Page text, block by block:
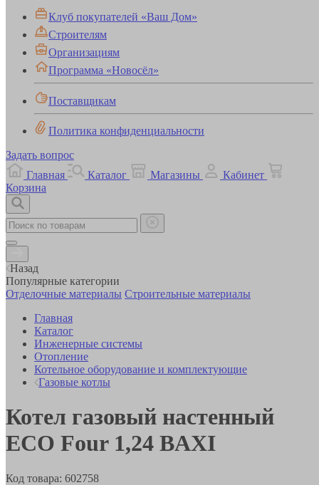
Клуб покупателей «Ваш Дом»
Строителям
Организациям
Программа «Новосёл»
Поставщикам
Политика конфиденциальности
Задать вопрос
Главная
Каталог Магазины
Кабинет
Корзина
Назад
Популярные категории
Отделочные материалы Строительные материалы
Главная
Каталог
Инженерные системы
Отопление
Котельное оборудование и комплектующие
Газовые котлы
Котел газовый настенный
ECO Four 1,24 BAXI
Код товара: 602758